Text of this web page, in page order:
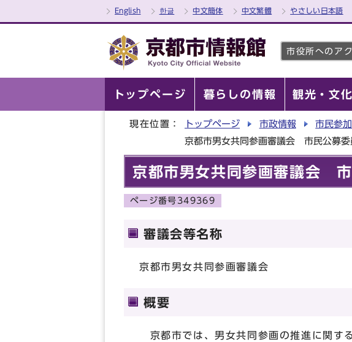
English 한글 中文簡体 中文繁體 やさしい日本語
市役所へのア
トップページ 暮らしの情報 観光・文
現在位置： トップページ 市政情報 市民参加
京都市男女共同参画審議会 市民公募委
京都市男女共同参画審議会
ページ番号349369
審議会等名称
京都市男女共同参画審議会
概要
京都市では、男女共同参画の推進に関す